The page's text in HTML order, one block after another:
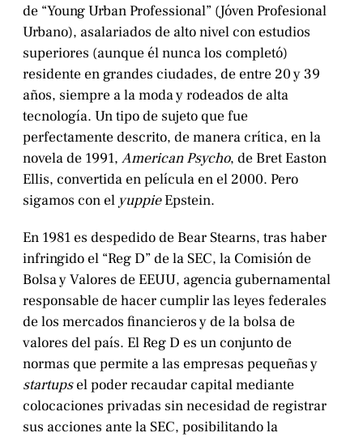
de “Young Urban Professional” (Jóven Profesional
Urbano), asalariados de alto nivel con estudios
superiores (aunque él nunca los completó)
residente en grandes ciudades, de entre 20 y 39
años, siempre a la moda y rodeados de alta
tecnología. Un tipo de sujeto que fue
perfectamente descrito, de manera crítica, en la
novela de 1991, American Psycho, de Bret Easton
Ellis, convertida en película en el 2000. Pero
sigamos con el yuppieEpstein.
En 1981 es despedido de Bear Stearns, tras haber
infringido el “Reg D” de la SEC, la Comisión de
Bolsa y Valores de EEUU, agencia gubernamental
responsable de hacer cumplir las leyes federales
de los mercados financieros y de la bolsa de
valores del país. El Reg D es un conjunto de
normas que permite a las empresas pequeñas y
startupsel poder recaudar capital mediante
colocaciones privadas sin necesidad de registrar
sus acciones ante la SEC, posibilitando la